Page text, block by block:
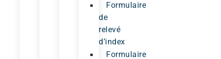
Formulaire
de
relevé
d’index
Formulaire